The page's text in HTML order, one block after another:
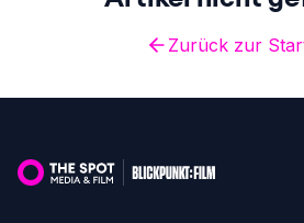
Zurück zur